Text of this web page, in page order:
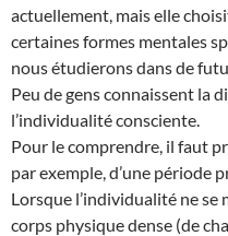
actuellement, mais elle
certaines formes mentales
nous étudierons dans de
Peu de gens connaissent la
l’individualité consciente.
Pour le comprendre, il faut
par exemple, d’une période
Lorsque l’individualité ne se
corps physique dense (de